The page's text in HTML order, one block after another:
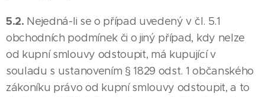
5.2. Nejedná-li se o případ uvedený v čl. 5.1
obchodních podmínek či o jiný případ, kdy nelze
od kupní smlouvy odstoupit, má kupující v
souladu s ustanovením § 1829 odst. 1 občanského
zákoníku právo od kupní smlouvy odstoupit, a to